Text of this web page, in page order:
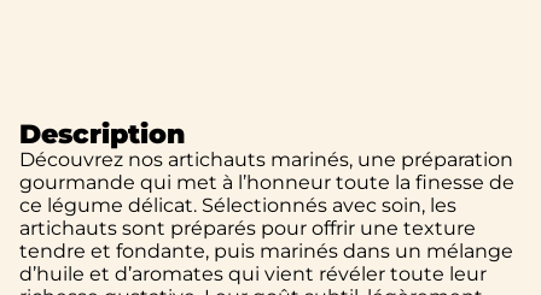
Description
Découvrez nos artichauts marinés, une préparation
gourmande qui met à l’honneur toute la finesse de
ce légume délicat. Sélectionnés avec soin, les
artichauts sont préparés pour offrir une texture
tendre et fondante, puis marinés dans un mélange
d’huile et d’aromates qui vient révéler toute leur